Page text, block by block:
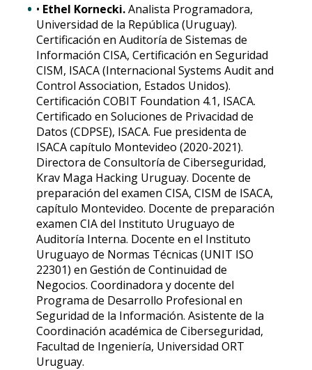
• Ethel Kornecki.Analista Programadora,
Universidad de la República (Uruguay).
Certificación en Auditoría de Sistemas de
Información CISA, Certificación en Seguridad
CISM, ISACA (Internacional Systems Audit and
Control Association, Estados Unidos).
Certificación COBIT Foundation 4.1, ISACA.
Certificado en Soluciones de Privacidad de
Datos (CDPSE), ISACA. Fue presidenta de
ISACA capítulo Montevideo (2020-2021).
Directora de Consultoría de Ciberseguridad,
Krav Maga Hacking Uruguay. Docente de
preparación del examen CISA, CISM de ISACA,
capítulo Montevideo. Docente de preparación
examen CIA del Instituto Uruguayo de
Auditoría Interna. Docente en el Instituto
Uruguayo de Normas Técnicas (UNIT ISO
22301) en Gestión de Continuidad de
Negocios. Coordinadora y docente del
Programa de Desarrollo Profesional en
Seguridad de la Información. Asistente de la
Coordinación académica de Ciberseguridad,
Facultad de Ingeniería, Universidad ORT
Uruguay.